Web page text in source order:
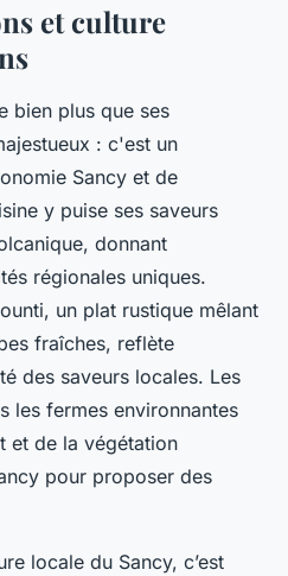
et culture
bien plus que ses
: c'est un
Sancy et de
y puise ses saveurs
donnant
régionales uniques.
un plat rustique mêlant
fraîches, reflète
des saveurs locales. Les
les fermes environnantes
et de la végétation
pour proposer des
locale du Sancy, c’est